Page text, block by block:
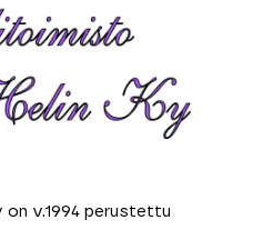
on v.1994 perustettu